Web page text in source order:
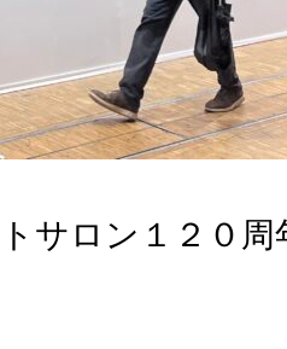
サロン１２０周